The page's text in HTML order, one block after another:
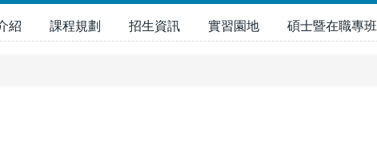
紹 課程規劃 招生資訊 實習園地 碩士暨在職專班